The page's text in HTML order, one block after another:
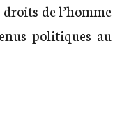
de l’homme
politiques au